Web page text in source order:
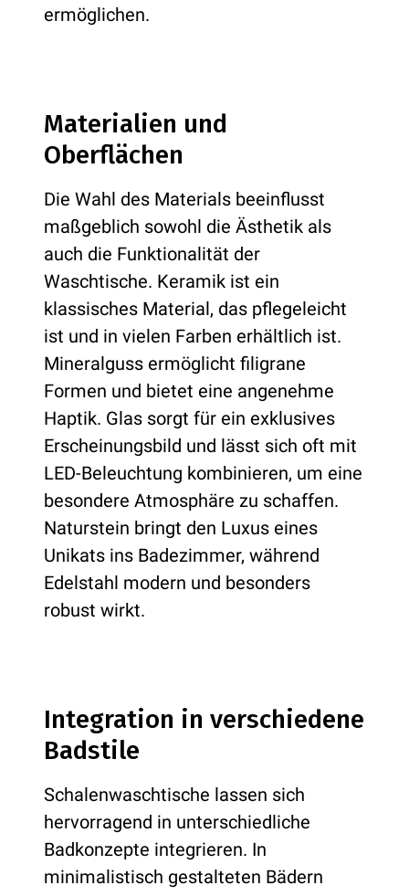
ermöglichen.
Materialien und
Oberflächen
Die Wahl des Materials beeinflusst
maßgeblich sowohl die Ästhetik als
auch die Funktionalität der
Waschtische. Keramik ist ein
klassisches Material, das pflegeleicht
ist und in vielen Farben erhältlich ist.
Mineralguss ermöglicht filigrane
Formen und bietet eine angenehme
Haptik. Glas sorgt für ein exklusives
Erscheinungsbild und lässt sich oft mit
LED-Beleuchtung kombinieren, um eine
besondere Atmosphäre zu schaffen.
Naturstein bringt den Luxus eines
Unikats ins Badezimmer, während
Edelstahl modern und besonders
robust wirkt.
Integration in verschiedene
Badstile
Schalenwaschtische lassen sich
hervorragend in unterschiedliche
Badkonzepte integrieren. In
minimalistisch gestalteten Bädern